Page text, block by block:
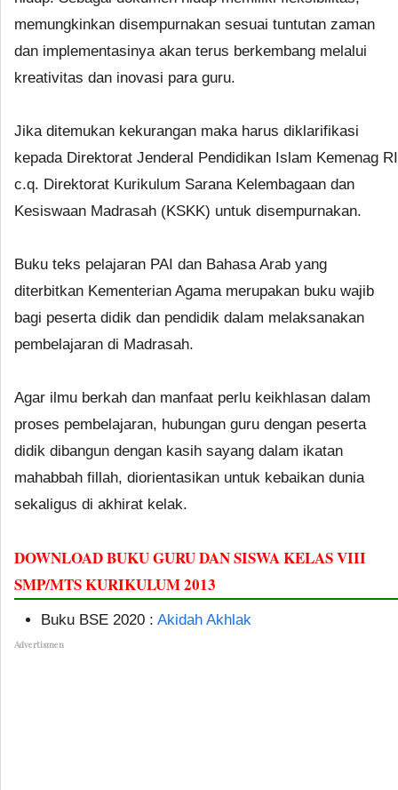
memungkinkan disempurnakan sesuai tuntutan zaman
dan implementasinya akan terus berkembang melalui
kreativitas dan inovasi para guru.
Jika ditemukan kekurangan maka harus diklarifikasi
kepada Direktorat Jenderal Pendidikan Islam Kemenag RI
c.q. Direktorat Kurikulum Sarana Kelembagaan dan
Kesiswaan Madrasah (KSKK) untuk disempurnakan.
Buku teks pelajaran PAI dan Bahasa Arab yang
diterbitkan Kementerian Agama merupakan buku wajib
bagi peserta didik dan pendidik dalam melaksanakan
pembelajaran di Madrasah.
Agar ilmu berkah dan manfaat perlu keikhlasan dalam
proses pembelajaran, hubungan guru dengan peserta
didik dibangun dengan kasih sayang dalam ikatan
mahabbah fillah, diorientasikan untuk kebaikan dunia
sekaligus di akhirat kelak.
DOWNLOAD BUKU GURU DAN SISWA KELAS VIII
SMP/MTS KURIKULUM 2013
Buku BSE 2020 : Akidah Akhlak
Advertismen